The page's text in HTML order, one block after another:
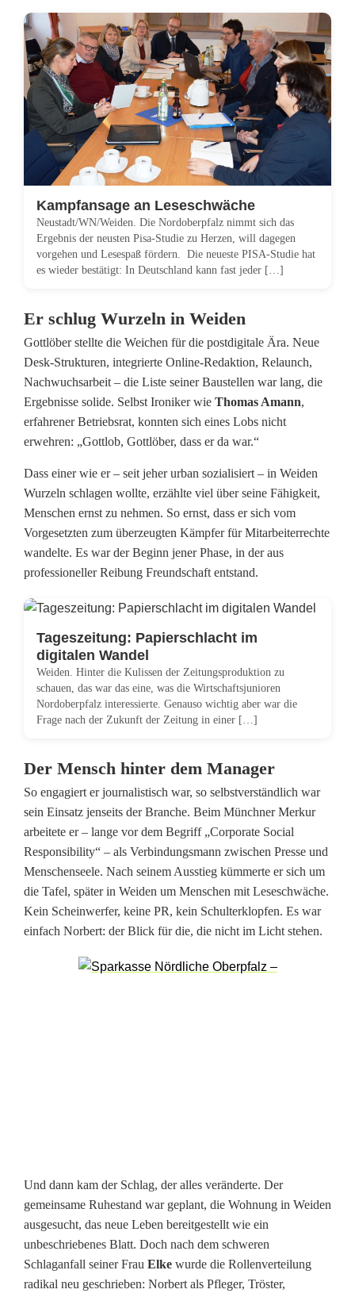
N
a
c
h
r
C
h
e
f
r
e
d
a
k
D
.
N
o
r
b
ö
b
e
r
Kampfansage an Leseschwäche
Neustadt/WN/Weiden. Die Nordoberpfalz nimmt sich das
Ergebnis der neusten Pisa-Studie zu Herzen, will dagegen
vorgehen und Lesespaß fördern. Die neueste PISA-Studie hat
es wieder bestätigt: In Deutschland kann fast jeder […]
Er schlug Wurzeln in Weiden
Gottlöber stellte die Weichen für die postdigitale Ära. Neue
Desk-Strukturen, integrierte Online-Redaktion, Relaunch,
Nachwuchsarbeit – die Liste seiner Baustellen war lang, die
Ergebnisse solide. Selbst Ironiker wie Thomas Amann,
erfahrener Betriebsrat, konnten sich eines Lobs nicht
erwehren: „Gottlob, Gottlöber, dass er da war.“
Dass einer wie er – seit jeher urban sozialisiert – in Weiden
Wurzeln schlagen wollte, erzählte viel über seine Fähigkeit,
Menschen ernst zu nehmen. So ernst, dass er sich vom
Vorgesetzten zum überzeugten Kämpfer für Mitarbeiterrechte
wandelte. Es war der Beginn jener Phase, in der aus
professioneller Reibung Freundschaft entstand.
Tageszeitung: Papierschlacht im
digitalen Wandel
Weiden. Hinter die Kulissen der Zeitungsproduktion zu
schauen, das war das eine, was die Wirtschaftsjunioren
Nordoberpfalz interessierte. Genauso wichtig aber war die
Frage nach der Zukunft der Zeitung in einer […]
Der Mensch hinter dem Manager
So engagiert er journalistisch war, so selbstverständlich war
sein Einsatz jenseits der Branche. Beim Münchner Merkur
arbeitete er – lange vor dem Begriff „Corporate Social
Responsibility“ – als Verbindungsmann zwischen Presse und
Menschenseele. Nach seinem Ausstieg kümmerte er sich um
die Tafel, später in Weiden um Menschen mit Leseschwäche.
Kein Scheinwerfer, keine PR, kein Schulterklopfen. Es war
einfach Norbert: der Blick für die, die nicht im Licht stehen.
Und dann kam der Schlag, der alles veränderte. Der
gemeinsame Ruhestand war geplant, die Wohnung in Weiden
ausgesucht, das neue Leben bereitgestellt wie ein
unbeschriebenes Blatt. Doch nach dem schweren
Schlaganfall seiner Frau Elke wurde die Rollenverteilung
radikal neu geschrieben: Norbert als Pfleger, Tröster,